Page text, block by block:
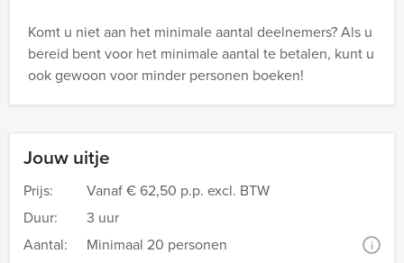
Jouw uitje
Prijs: Vanaf€ 62,50 p.p. excl. BTW
Duur:
3 uur
Aantal:
Minimaal 20 personen i
Komt u niet aan het minimale aantal deelnemers? Als u
bereid bent voor het minimale aantal te betalen, kunt u
ook gewoon voor minder personen boeken!